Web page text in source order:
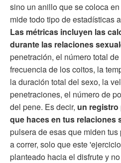
sino un anillo que se coloca
mide todo tipo de estadísticas
Las métricas incluyen las
durante las relaciones
penetración, el número total
frecuencia de los coitos, la
la duración total del sexo, la
penetraciones, el número de
del pene. Es decir, un registro
que haces en tus relaciones
pulsera de esas que miden
a correr, solo que este
planteado hacia el disfrute y